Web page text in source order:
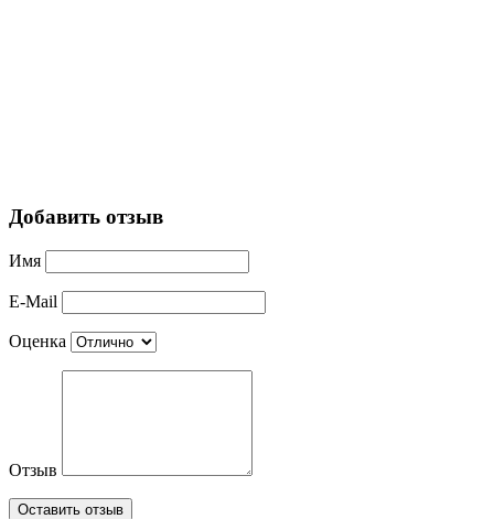
Добавить отзыв
Имя
E-Mail
Оценка
Отзыв
Оставить отзыв